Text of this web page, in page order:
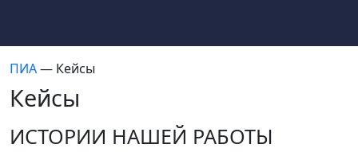
ПИА— Кейсы
Кейсы
ИСТОРИИ НАШЕЙ РАБОТЫ